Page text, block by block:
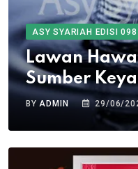
ASY SYARIAH EDISI 098
Lawan
Sumber
BY ADMIN 29/06/